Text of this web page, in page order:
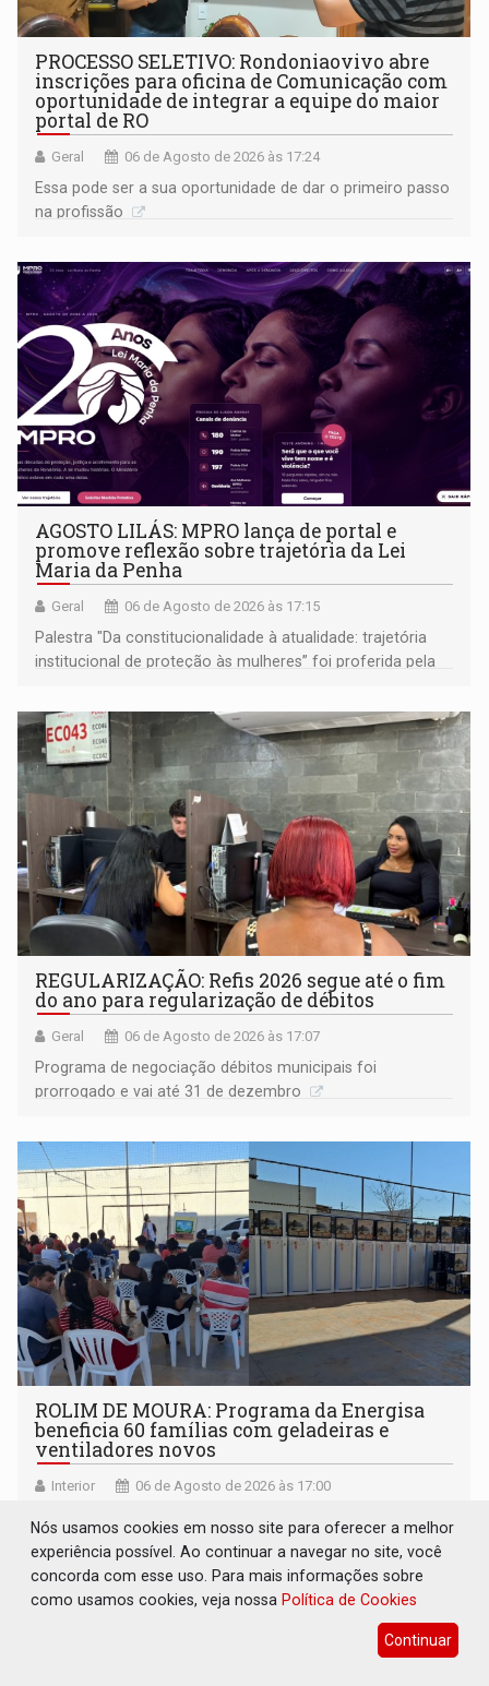
PROCESSO SELETIVO: Rondoniaovivo abre
inscrições para oficina de Comunicação com
oportunidade de integrar a equipe do maior
portal de RO
Geral 06 de Agosto de 2026 às 17:24
Essa pode ser a sua oportunidade de dar o primeiro passo
na profissão
AGOSTO LILÁS: MPRO lança de portal e
promove reflexão sobre trajetória da Lei
Maria da Penha
Geral 06 de Agosto de 2026 às 17:15
Palestra "Da constitucionalidade à atualidade: trajetória
institucional de proteção às mulheres” foi proferida pela
Goiás
REGULARIZAÇÃO: Refis 2026 segue até o fim
do ano para regularização de débitos
Geral 06 de Agosto de 2026 às 17:07
Programa de negociação débitos municipais foi
prorrogado e vai até 31 de dezembro
ROLIM DE MOURA: Programa da Energisa
beneficia 60 famílias com geladeiras e
ventiladores novos
Interior 06 de Agosto de 2026 às 17:00
Ação do Programa de Eficiência Energética também
distribuiu cerca de 4 mil lâmpadas de LED e levou
orientações sobre consumo consciente de energia para a
Nós usamos cookies em nosso site para oferecer a melhor
experiência possível. Ao continuar a navegar no site, você
concorda com esse uso. Para mais informações sobre
como usamos cookies, veja nossa Política de Cookies
Continuar